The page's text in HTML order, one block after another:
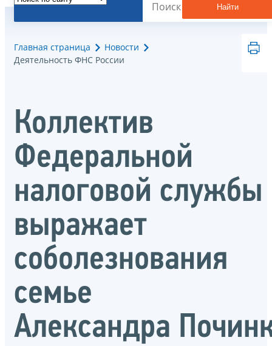
Найти
Главная страница
Новости
Деятельность ФНС России
Коллектив
Федеральной
налоговой службы
выражает
соболезнования
семье
Александра